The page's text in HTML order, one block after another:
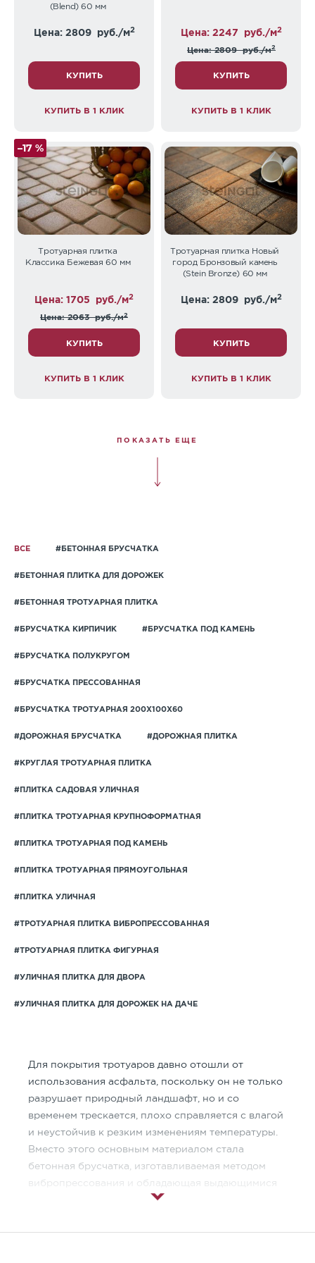
(Blend) 60 мм
Цена: 2809 руб./м2
КУПИТЬ
КУПИТЬ В 1 КЛИК
Цена: 2247 руб./м2
Цена: 2809руб./м2
КУПИТЬ
КУПИТЬ В 1 КЛИК
–17 %
Тротуарная плитка
Классика Бежевая 60 мм
Цена: 1705 руб./м2
Цена: 2063руб./м2
КУПИТЬ
КУПИТЬ В 1 КЛИК
Тротуарная плитка Новый
город Бронзовый камень
(Stein Bronze) 60 мм
Цена: 2809 руб./м2
КУПИТЬ
КУПИТЬ В 1 КЛИК
ПОКАЗАТЬ ЕЩЕ
ВСЕ #БЕТОННАЯ БРУСЧАТКА
#БЕТОННАЯ ПЛИТКА ДЛЯ ДОРОЖЕК
#БЕТОННАЯ ТРОТУАРНАЯ ПЛИТКА
#БРУСЧАТКА КИРПИЧИК #БРУСЧАТКА ПОД КАМЕНЬ
#БРУСЧАТКА ПОЛУКРУГОМ
#БРУСЧАТКА ПРЕССОВАННАЯ
#БРУСЧАТКА ТРОТУАРНАЯ 200Х100Х60
#ДОРОЖНАЯ БРУСЧАТКА #ДОРОЖНАЯ ПЛИТКА
#КРУГЛАЯ ТРОТУАРНАЯ ПЛИТКА
#ПЛИТКА САДОВАЯ УЛИЧНАЯ
#ПЛИТКА ТРОТУАРНАЯ КРУПНОФОРМАТНАЯ
#ПЛИТКА ТРОТУАРНАЯ ПОД КАМЕНЬ
#ПЛИТКА ТРОТУАРНАЯ ПРЯМОУГОЛЬНАЯ
#ПЛИТКА УЛИЧНАЯ
#ТРОТУАРНАЯ ПЛИТКА ВИБРОПРЕССОВАННАЯ
#ТРОТУАРНАЯ ПЛИТКА ФИГУРНАЯ
#УЛИЧНАЯ ПЛИТКА ДЛЯ ДВОРА
#УЛИЧНАЯ ПЛИТКА ДЛЯ ДОРОЖЕК НА ДАЧЕ
Для покрытия тротуаров давно отошли от
использования асфальта, поскольку он не только
разрушает природный ландшафт, но и со
временем трескается, плохо справляется с влагой
и неустойчив к резким изменениям температуры.
Вместо этого основным материалом стала
бетонная брусчатка, изготавливаемая методом
вибропрессования и обладающая выдающимися
техническими характеристиками.